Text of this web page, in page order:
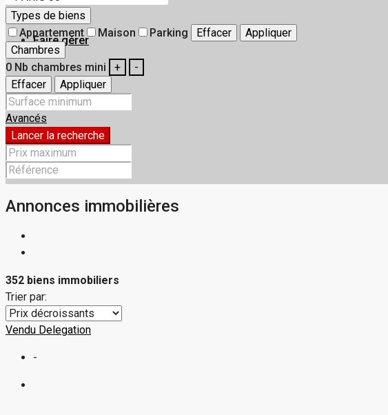
Faire gérer
Annonces
Contact
Types de biens
Appartement
Maison Parking Effacer
Appliquer
Chambres
0 Nb chambres mini +
-
Effacer
Appliquer
Avancés
Lancer la recherche
Annonces immobilières
352 biens immobiliers
Trier par:
Vendu Delegation
-